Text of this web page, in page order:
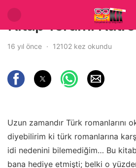
Kitap Yorum:
16 yıl önce 12102 kez okundu
Uzun zamandır Türk romanlarını
diyebilirim ki türk romanlarına
idi nedenini bilemediğim… Bu
bana hediye etmişti; belki o